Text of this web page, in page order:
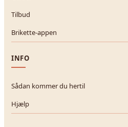
Tilbud
Brikette-appen
INFO
Sådan kommer du hertil
Hjælp